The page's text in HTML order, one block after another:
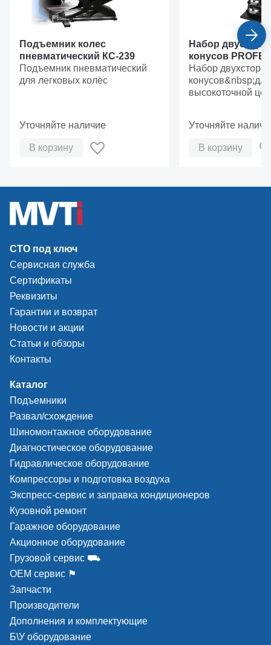
Подъемник колес
пневматический КС-239
Подъемник пневматический
для легковых колёс
Уточняйте наличие
В корзину
Набор
конусов
Набор
конусов&nbsp;для
высокоточной
Уточняйте
В корзину
СТО под ключ
Сервисная служба
Сертификаты
Реквизиты
Гарантии и возврат
Новости и акции
Статьи и обзоры
Контакты
Каталог
Подъемники
Развал/схождение
Шиномонтажное оборудование
Диагностическое оборудование
Гидравлическое оборудование
Компрессоры и подготовка воздуха
Экспресс-сервис и заправка кондиционеров
Кузовной ремонт
Гаражное оборудование
Акционное оборудование
Грузовой сервис ⛟
ОЕМ сервис ⚑
Запчасти
Производители
Дополнения и комплектующие
Б\У оборудование